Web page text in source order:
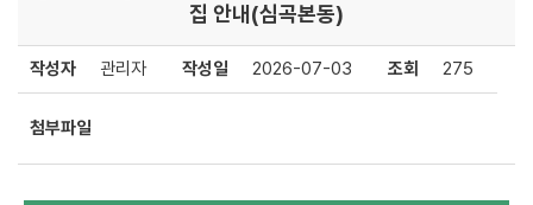
집 안내(심곡본동)
작성자 관리자 작성일 2026-07-03 조회 275
첨부파일